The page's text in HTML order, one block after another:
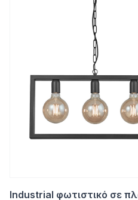
Industrial φωτιστικό σε